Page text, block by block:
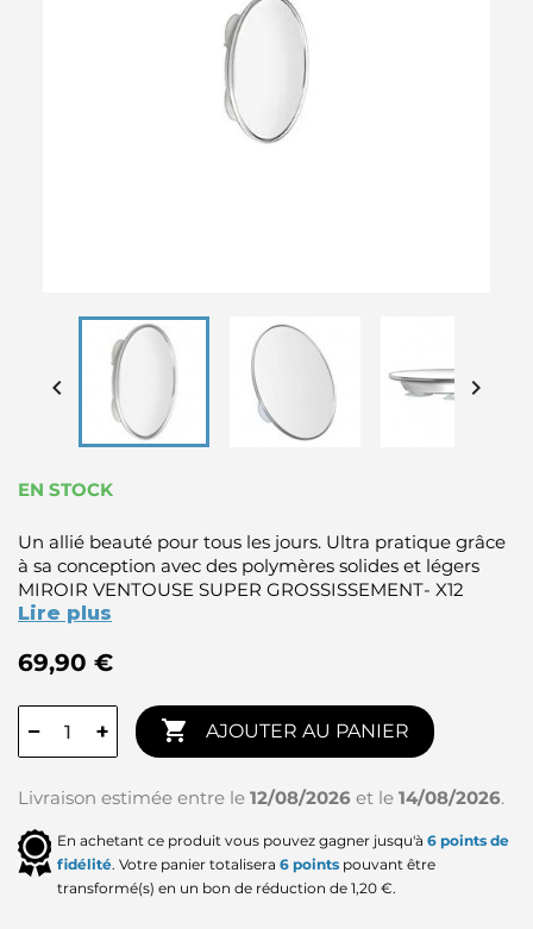
 
EN STOCK
Un allié beauté pour tous les jours. Ultra pratique grâce
à sa conception avec des polymères solides et légers
MIROIR VENTOUSE SUPER GROSSISSEMENT- X12
Lire plus
69,90 €
− +  AJOUTER AU PANIER
Livraison estimée entre le 12/08/2026 et le 14/08/2026.
En achetant ce produit vous pouvez gagner jusqu'à 6 points de
fidélité. Votre panier totalisera 6 points pouvant être
transformé(s) en un bon de réduction de 1,20 €.